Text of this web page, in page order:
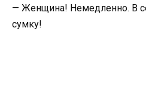
— Женщина! Немедленно. В
сумку!